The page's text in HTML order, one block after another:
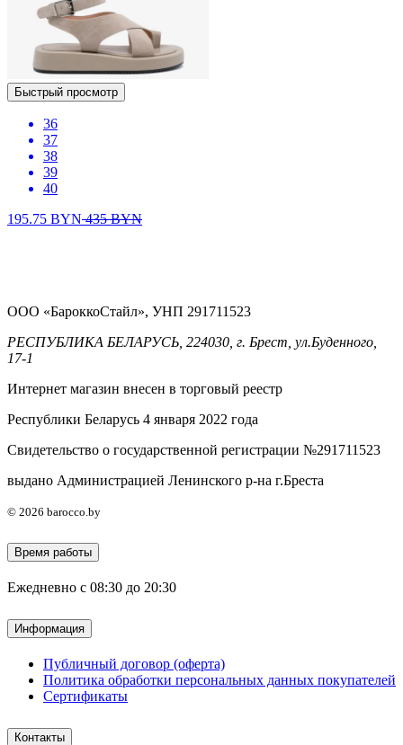
Быстрый просмотр
36
37
38
39
40
195.75 BYN435BYN
ООО «БароккоСтайл», УНП 291711523
РЕСПУБЛИКА БЕЛАРУСЬ, 224030, г. Брест, ул.Буденного,
17-1
Интернет магазин внесен в торговый реестр
Республики Беларусь 4 января 2022 года
Свидетельство о государственной регистрации №291711523
выдано Администрацией Ленинского р-на г.Бреста
© 2026 barocco.by
Время работы
Ежедневно с 08:30 до 20:30
Информация
Публичный договор (оферта)
Политика обработки персональных данных покупателей
Сертификаты
Контакты